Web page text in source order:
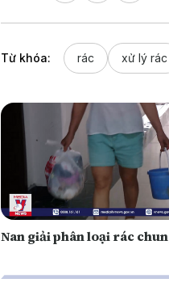
Từ khóa: rác xử lý rác
Nan giải phân loại rác